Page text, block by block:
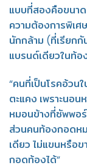
แบบที่สองคือขนา
ความต้องการพิเศ
นักกล้าม (ที่เรียก
แบรนด์เดียวในท้
“คนที่เป็นโรคอ้วน
ตะแคง เพราะนอ
หมอนข้างที่ซัพพอ
ส่วนคนท้องกอดห
เดียว ไม่แขนหรือ
กอดท้องได้”